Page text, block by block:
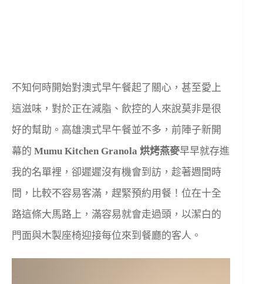
不知何時開始對澳式早午餐起了關心，甚至愛上
這滋味，對於正在減脂、飲控的人來說莫非是很
好的幫助。高雄澳式早午餐並不多，前陣子新開
幕的 Mumu Kitchen Granola 烘烤燕麥早早就存進
我的名單裡，卻遲遲沒有機會到訪，趁著週間時
間，比較不容易客滿，趕緊預約用餐！位在十全
路這條大馬路上，滿容易就會走過頭，以潔白的
門面與木製座椅迎接每位來到餐廳的客人。